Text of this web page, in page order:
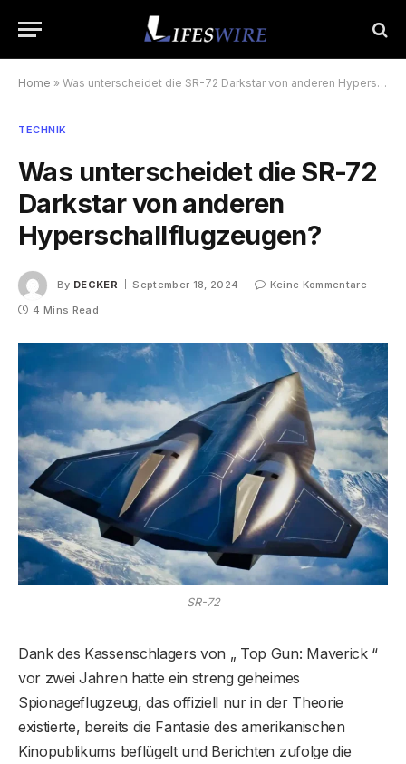
Home » Was unterscheidet die SR-72 Darkstar von anderen Hyperschallflugzeugen?
TECHNIK
Was unterscheidet die SR-72
Darkstar von anderen
Hyperschallflugzeugen?
By DECKER September 18, 2024
Keine Kommentare
4 Mins Read
SR-72
Dank des Kassenschlagers von „ Top Gun: Maverick “
vor zwei Jahren hatte ein streng geheimes
Spionageflugzeug, das offiziell nur in der Theorie
existierte, bereits die Fantasie des amerikanischen
Kinopublikums beflügelt und Berichten zufolge die